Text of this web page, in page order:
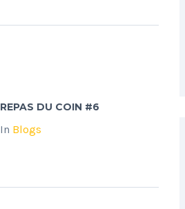
REPAS DU COIN #6
In Blogs